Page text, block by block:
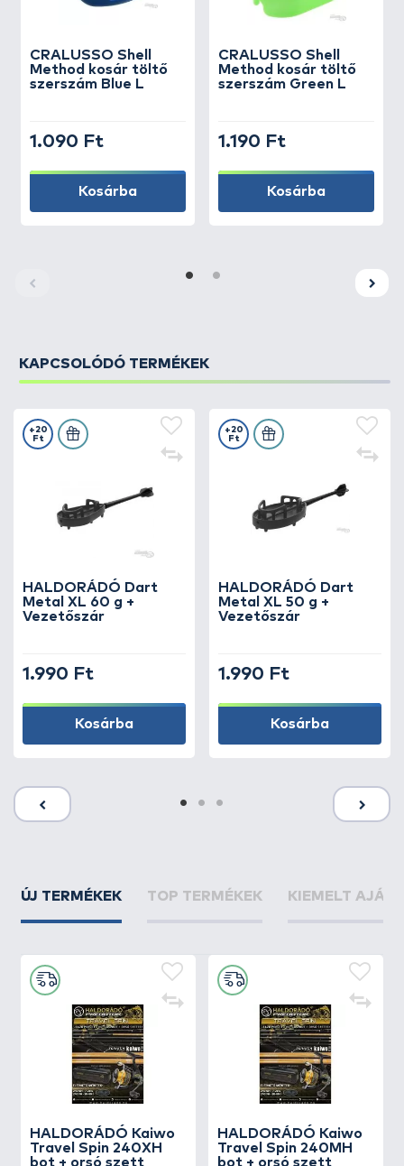
CRALUSSO Shell
Method kosár töltő
szerszám Blue L
1.090 Ft
Kosárba
CRALUSSO Shell
Method kosár töltő
szerszám Green L
1.190 Ft
Kosárba
KAPCSOLÓDÓ TERMÉKEK
HALDORÁDÓ Dart
Metal XL 60 g +
Vezetőszár
+20
Ft
1.990 Ft
Kosárba
HALDORÁDÓ Dart
Metal XL 50 g +
Vezetőszár
+20
Ft
1.990 Ft
Kosárba
ÚJ TERMÉKEK TOP TERMÉKEK KIEMELT
HALDORÁDÓ Kaiwo
Travel Spin 240XH
bot + orsó szett
HALDORÁDÓ Kaiwo
Travel Spin 240MH
bot + orsó szett